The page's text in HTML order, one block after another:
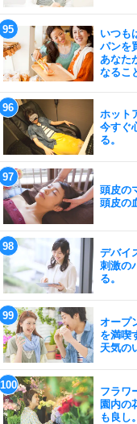
いつも
パンを
あなた
なるこ
ホット
今すぐ
る。
頭皮の
頭皮の
デバイ
刺激の
る。
オープ
を満喫
天気の
フラワ
園内の
も良し。